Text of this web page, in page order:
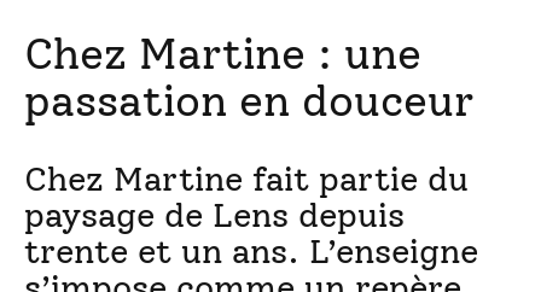
Chez Martine : une
passation en douceur
Chez Martine fait partie du
paysage de Lens depuis
trente et un ans. L’enseigne